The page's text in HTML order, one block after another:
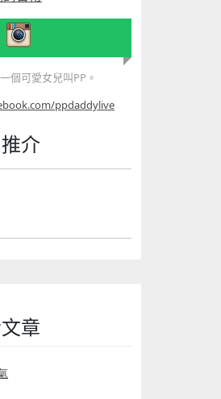
個可愛女兒叫PP。
ppdaddylive
介
章